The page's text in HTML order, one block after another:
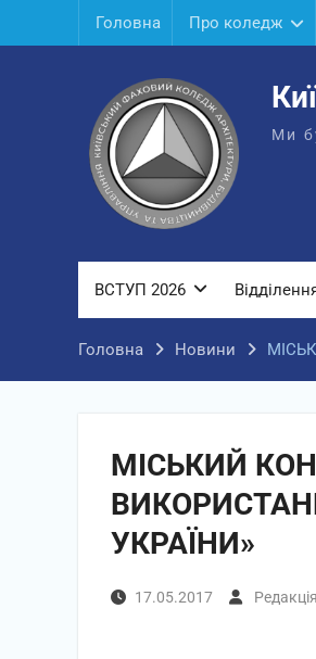
Головна Про коледж
Ми
ВСТУП 2026
Головна Новини
МІСЬКИЙ
УКРАЇНИ»
17.05.2017 Редакція